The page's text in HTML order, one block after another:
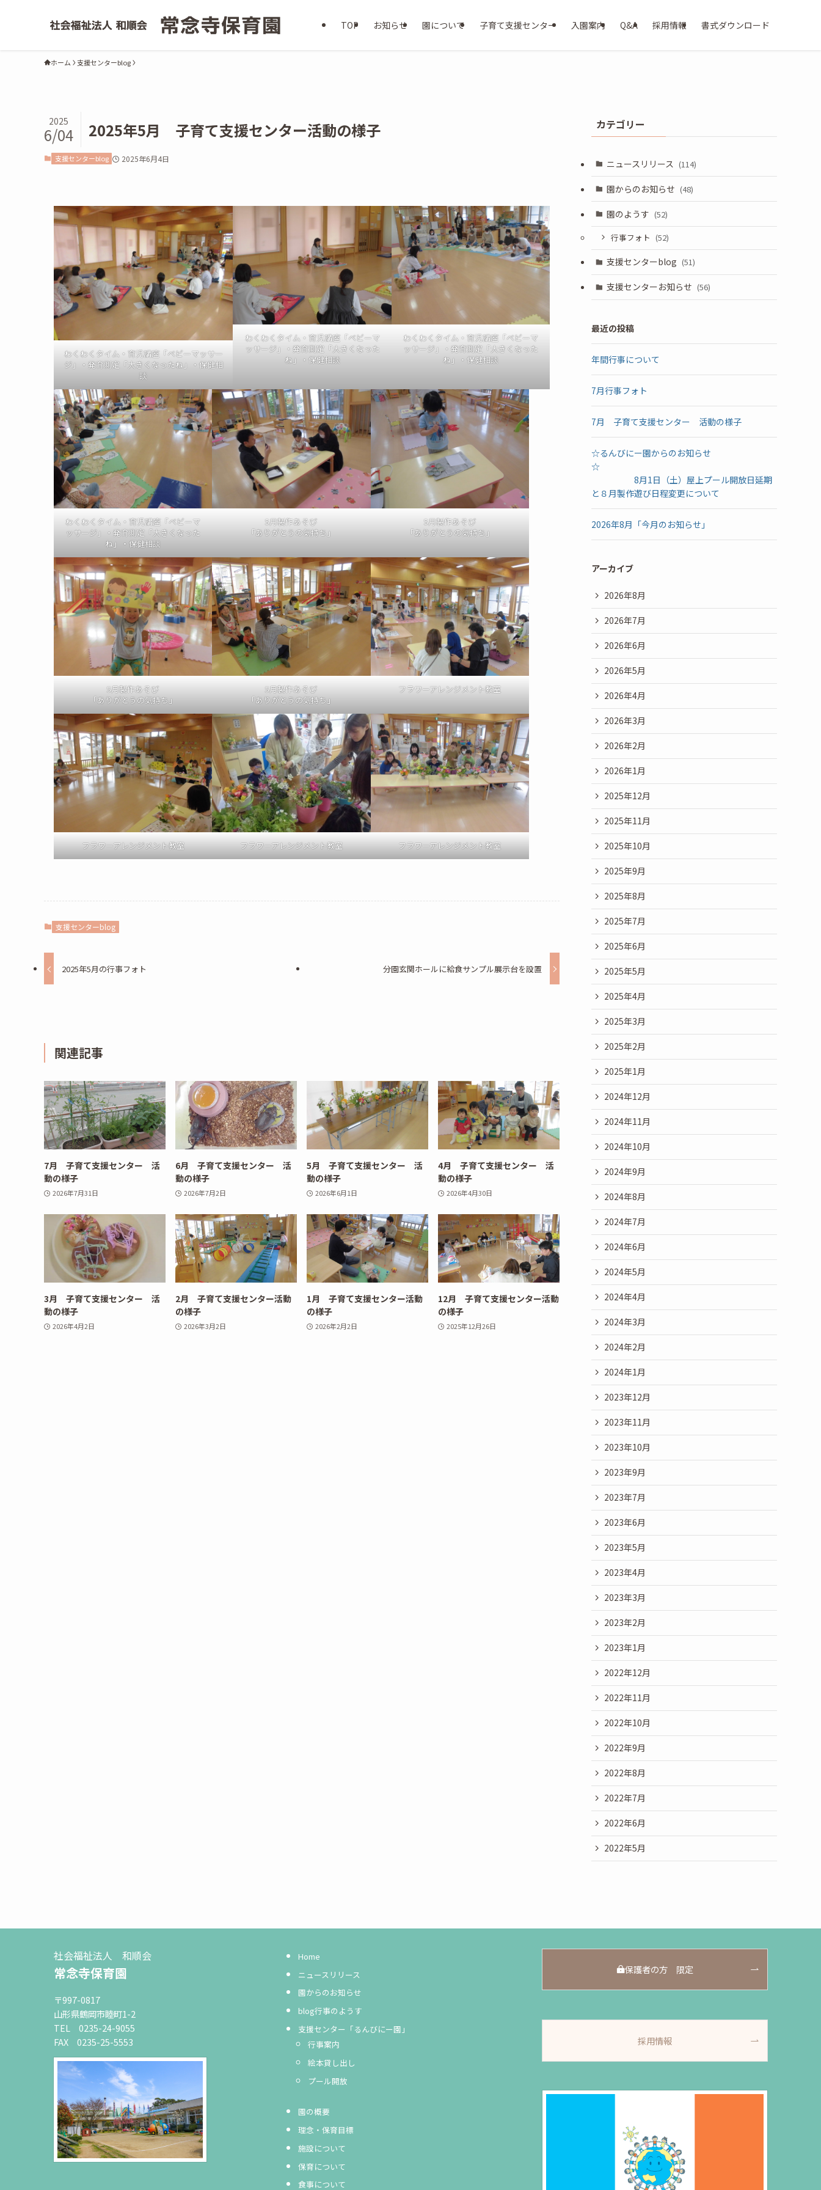
TOP お知らせ 園について 子育て支援センター 入園案内 Q&A 採用情報 書式ダウンロード
ホーム 支援センターblog
2025年5月 子育て支援センター活動の様子
2025
6/04
支援センターblog 2025年6月4日
わくわくタイム・育児講座「ベビーマッサー
ジ」・発育測定「大きくなったね」・保健相
談
わくわくタイム・育児講座「ベビーマ
ッサージ」・発育測定「大きくなった
ね」・保健相談
わくわくタイム・育児講座「ベビーマ
ッサージ」・発育測定「大きくなった
ね」・保健相談
わくわくタイム・育児講座「ベビーマ
ッサージ」・発育測定「大きくなった
ね」・保健相談
5月製作あそび
「ありがとうの気持ち」
5月製作あそび
「ありがとうの気持ち」
5月製作あそび
「ありがとうの気持ち」
5月製作あそび
「ありがとうの気持ち」
フラワーアレンジメント教室
フラワーアレンジメント教室 フラワーアレンジメント教室 フラワーアレンジメント教室
支援センターblog
2025年5月の行事フォト 分園玄関ホールに給食サンプル展示台を設置
関連記事
7月 子育て支援センター 活
動の様子
2026年7月31日
6月 子育て支援センター 活
動の様子
2026年7月2日
5月 子育て支援センター 活
動の様子
2026年6月1日
4月 子育て支援センター 活
動の様子
2026年4月30日
3月 子育て支援センター 活
動の様子
2026年4月2日
2月 子育て支援センター活動
の様子
2026年3月2日
1月 子育て支援センター活動
の様子
2026年2月2日
12月 子育て支援センター活動
の様子
2025年12月26日
カテゴリー
ニュースリリース (114)
園からのお知らせ (48)
園のようす (52)
行事フォト (52)
支援センターblog (51)
支援センターお知らせ (56)
最近の投稿
年間行事について
7月行事フォト
7月 子育て支援センター 活動の様子
☆るんびにー園からのお知らせ
☆
8月1日（土）屋上プール開放日延期
と８月製作遊び日程変更について
2026年8月「今月のお知らせ」
アーカイブ
2026年8月
2026年7月
2026年6月
2026年5月
2026年4月
2026年3月
2026年2月
2026年1月
2025年12月
2025年11月
2025年10月
2025年9月
2025年8月
2025年7月
2025年6月
2025年5月
2025年4月
2025年3月
2025年2月
2025年1月
2024年12月
2024年11月
2024年10月
2024年9月
2024年8月
2024年7月
2024年6月
2024年5月
2024年4月
2024年3月
2024年2月
2024年1月
2023年12月
2023年11月
2023年10月
2023年9月
2023年7月
2023年6月
2023年5月
2023年4月
2023年3月
2023年2月
2023年1月
2022年12月
2022年11月
2022年10月
2022年9月
2022年8月
2022年7月
2022年6月
2022年5月
社会福祉法人 和順会
常念寺保育園
〒997-0817
山形県鶴岡市睦町1-2
TEL 0235-24-9055
FAX 0235-25-5553
Home
ニュースリリース
園からのお知らせ
blog行事のようす
支援センター「るんびにー園」
行事案内
絵本貸し出し
プール開放
園の概要
理念・保育目標
施設について
保育について
食事について
保護者の方 限定
採用情報